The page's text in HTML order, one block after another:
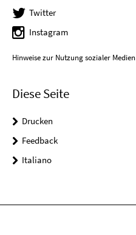
Twitter
Instagram
Hinweise zur Nutzung sozialer Medien
Diese Seite
Drucken
Feedback
Italiano